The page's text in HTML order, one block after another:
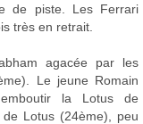
de piste. Les Ferrari
très en retrait.
agacée par les
Le jeune Romain
la Lotus de
Lotus (24ème), peu